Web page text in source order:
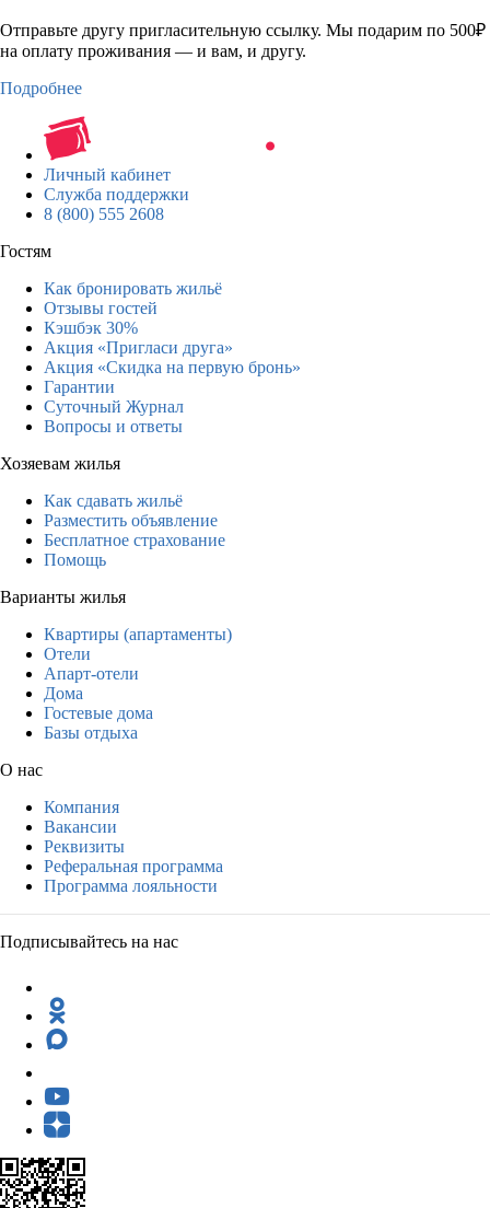
Отправьте другу пригласительную ссылку. Мы подарим по 500₽
на оплату проживания — и вам, и другу.
Подробнее
Личный кабинет
Служба поддержки
8 (800) 555 2608
Гостям
Как бронировать жильё
Отзывы гостей
Кэшбэк 30%
Акция «Пригласи друга»
Акция «Скидка на первую бронь»
Гарантии
Суточный Журнал
Вопросы и ответы
Хозяевам жилья
Как сдавать жильё
Разместить объявление
Бесплатное страхование
Помощь
Варианты жилья
Квартиры (апартаменты)
Отели
Апарт-отели
Дома
Гостевые дома
Базы отдыха
О нас
Компания
Вакансии
Реквизиты
Реферальная программа
Программа лояльности
Подписывайтесь на нас